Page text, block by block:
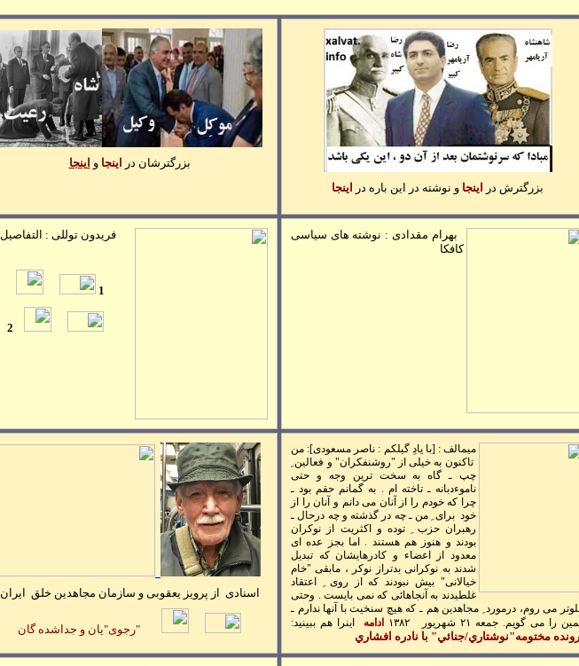
بزرگترشان در اينجا و ينجا
بزرگترش در
اينجا و نوشته در اين باره در اينجا
فریدون توللی : التفاصيل
1
2
بهرام مقدادی : نوشته های سياسی
کافکا
اسنادی از پرویز یعقوبی و سازمان مجاهدین خلق ایران
"رجوی"يان و جداشده گان
ميمالف : [با يادِ گيلکم : ناصر مسعودی]: من
تاکنون به خيلی از"روشنفکران" و فعالين ِ
چپ ـ گاه به سخت ترين وجه و حتی
ناموءدبانه ـ تاخته ام . به گمانم حقم بود ـ
چرا که خودم را از آنان می دانم و آنان را از
خود برای ِ من ـ چه در گذشته و چه درحال ـ
رهبران حزب ِ توده و اکثريت از نوکران
بودند و هنوز هم هستند . اما بجز عده ای
معدود از اعضاء و کادرهايشان که تبديل
شدند به نوکرانی بدتراز نوکر ، مابقی "خام
خيالانی" بيش نبودند که از روی ِ اعتقاد
غلطيدند به آنجاهائی که نمی بايست . وحتی
می روم، درمورد ِ مجاهدين هم ـ که هيچ سنخيت با آنها ندارم ـ
را می گويم. جمعه ۲۱ شهريور ۱۳۸۲ ادامه اينرا هم ببينيد:
مختومه"نوشتاري/جنائي" با نادره افشاري